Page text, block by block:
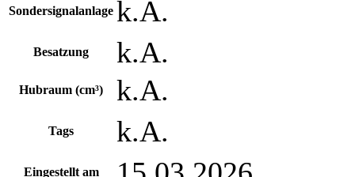
Sondersignalanlage k.A.
Besatzung k.A.
Hubraum (cm³) k.A.
Tags k.A.
Eingestellt am